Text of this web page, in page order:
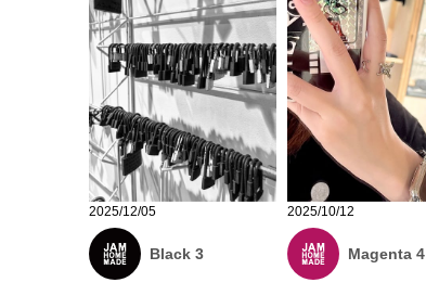
2025/12/05
Black 3
2025/10/12
Magenta 4